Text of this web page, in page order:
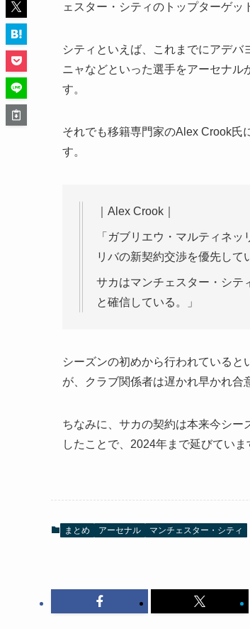
ェスター・シティのトップターゲッ
シティといえば、これまでにアデ
ニャなどといった選手をアーセナ
す。
それでも移籍専門家のAlex Crook氏
す。
｜Alex Crook｜
「ガブリエウ・マルティネ
リバの新契約交渉を優先して
サカはマンチェスター・シテ
と確信している。」
シーズンの初めから行われている
が、クラブ関係者は遅かれ早かれ合
ちなみに、サカの契約は本来今シ
したことで、2024年まで延びていま
まとめ アーセナル マンチェスター・シティ